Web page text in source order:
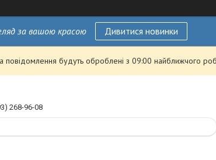
за вашою красою Дивитися новинки
повідомлення будуть оброблені з 09:00 найближчого
268-96-08